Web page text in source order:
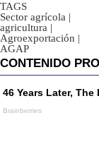
TAGS
Sector agrícola |
agricultura |
Agroexportación |
AGAP